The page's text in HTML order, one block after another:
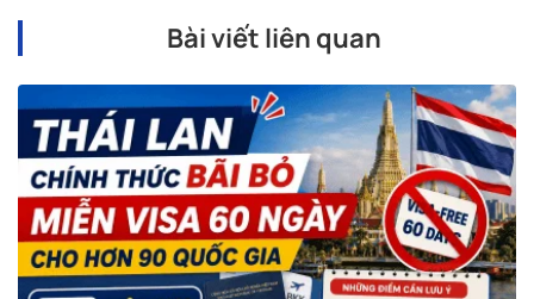
Bài viết liên quan